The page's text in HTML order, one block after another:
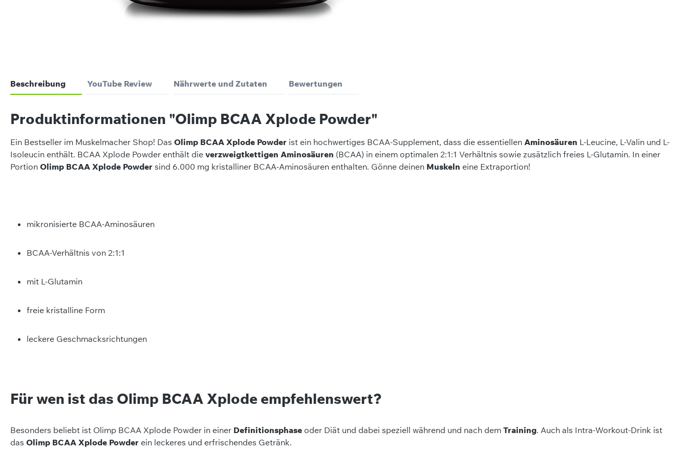
Beschreibung YouTube Review Nährwerte und Zutaten Bewertungen
Produktinformationen "Olimp BCAA Xplode Powder"
Ein Bestseller im Muskelmacher Shop! Das Olimp BCAA Xplode Powder ist ein hochwertiges BCAA-Supplement, dass die essentiellen Aminosäuren L-Leucine, L-Valin und L-
Isoleucin enthält. BCAA Xplode Powder enthält die verzweigtkettigen Aminosäuren (BCAA) in einem optimalen 2:1:1 Verhältnis sowie zusätzlich freies L-Glutamin. In einer
Portion Olimp BCAA Xplode Powder sind 6.000 mg kristalliner BCAA-Aminosäuren enthalten. Gönne deinen Muskeln eine Extraportion!
mikronisierte BCAA-Aminosäuren
BCAA-Verhältnis von 2:1:1
mit L-Glutamin
freie kristalline Form
leckere Geschmacksrichtungen
Für wen ist das Olimp BCAA Xplode empfehlenswert?
Besonders beliebt ist Olimp BCAA Xplode Powder in einer Definitionsphase oder Diät und dabei speziell während und nach dem Training. Auch als Intra-Workout-Drink ist
das Olimp BCAA Xplode Powder ein leckeres und erfrischendes Getränk.